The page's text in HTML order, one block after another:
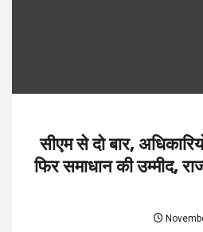
सीएम से दो बार,
फिर समाधान की उम्मीद,